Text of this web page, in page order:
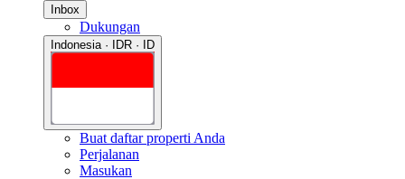
Inbox
Dukungan
Indonesia · IDR · ID
Buat daftar properti Anda
Perjalanan
Masukan